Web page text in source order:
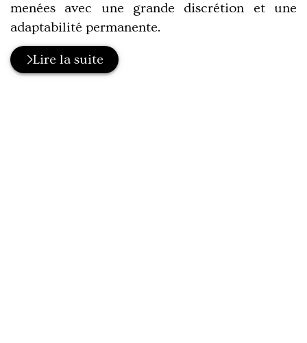
menées avec une grande discrétion et une
adaptabilité permanente.
Lire la suite